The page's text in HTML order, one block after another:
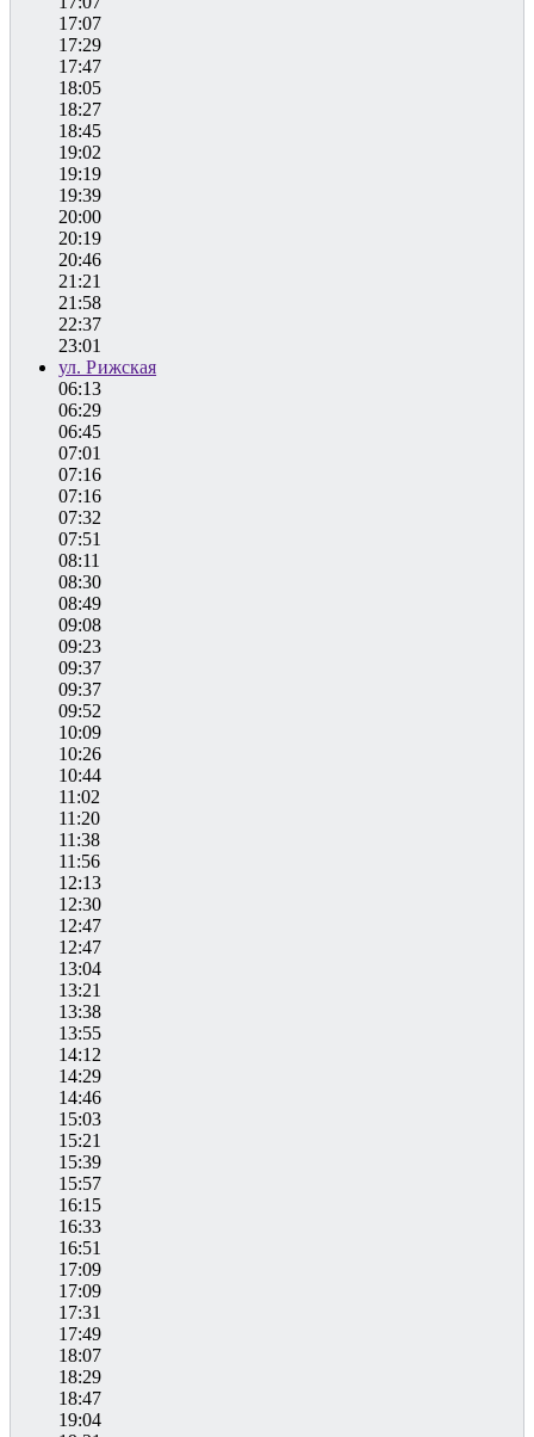
17:07
17:29
17:47
18:05
18:27
18:45
19:02
19:19
19:39
20:00
20:19
20:46
21:21
21:58
22:37
23:01
ул. Рижская
06:13
06:29
06:45
07:01
07:16
07:16
07:32
07:51
08:11
08:30
08:49
09:08
09:23
09:37
09:37
09:52
10:09
10:26
10:44
11:02
11:20
11:38
11:56
12:13
12:30
12:47
12:47
13:04
13:21
13:38
13:55
14:12
14:29
14:46
15:03
15:21
15:39
15:57
16:15
16:33
16:51
17:09
17:09
17:31
17:49
18:07
18:29
18:47
19:04